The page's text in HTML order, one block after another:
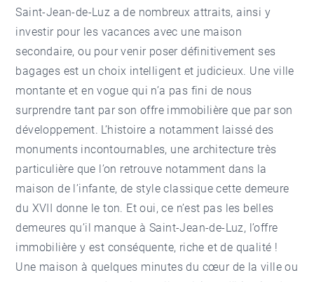
Saint-Jean-de-Luz a de nombreux attraits, ainsi y
investir pour les vacances avec une maison
secondaire, ou pour venir poser définitivement ses
bagages est un choix intelligent et judicieux. Une ville
montante et en vogue qui n’a pas fini de nous
surprendre tant par son offre immobilière que par son
développement. L’histoire a notamment laissé des
monuments incontournables, une architecture très
particulière que l’on retrouve notamment dans la
maison de l’infante, de style classique cette demeure
du XVII donne le ton. Et oui, ce n’est pas les belles
demeures qu’il manque à Saint-Jean-de-Luz, l’offre
immobilière y est conséquente, riche et de qualité !
Une maison à quelques minutes du cœur de la ville ou